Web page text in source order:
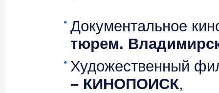
Документальное
тюрем.
Художественный
– КИНОПОИСК,